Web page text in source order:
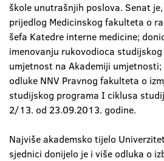
škole unutrašnjih poslova. Senat
prijedlog Medicinskog fakulteta o
šefa Katedre interne medicine;
imenovanju rukovodioca
umjetnost na Akademiji
odluke NNV Pravnog fakulteta o
studijskog programa I ciklusa
2/13. od 23.09.2013. godine.
Najviše akademsko tijelo
sjednici donijelo je i više odluka o